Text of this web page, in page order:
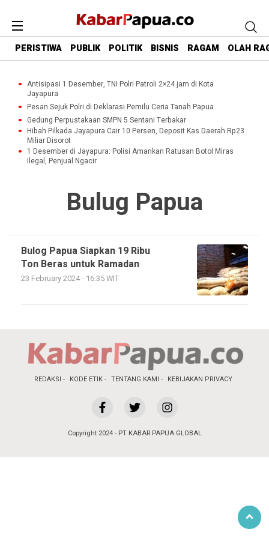
PERISTIWA PUBLIK POLITIK BISNIS RAGAM OLAH
Antisipasi 1 Desember, TNI Polri Patroli 2×24 jam di Kota
Jayapura
Pesan Sejuk Polri di Deklarasi Pemilu Ceria Tanah Papua
Gedung Perpustakaan SMPN 5 Sentani Terbakar
Hibah Pilkada Jayapura Cair 10 Persen, Deposit Kas Daerah Rp23
Miliar Disorot
1 Desember di Jayapura: Polisi Amankan Ratusan Botol Miras
Ilegal, Penjual Ngacir
Bulug Papua
Bulog Papua Siapkan 19 Ribu
Ton Beras untuk Ramadan
23 February 2024 - 16:35 WIT
REDAKSI KODE ETIK TENTANG KAMI KEBIJAKAN PRIVACY
Copyright 2024 - PT KABAR PAPUA GLOBAL